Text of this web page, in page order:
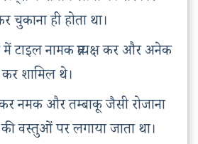
चुकाना ही होता था।
टाइल नामक प्रत्यक्ष कर और अनेक
कर शामिल थे।
कर नमक और तम्बाकू जैसी रोजाना
वस्तुओं पर लगाया जाता था।